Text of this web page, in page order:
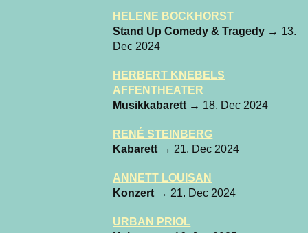
HELENE BOCKHORST
Stand Up Comedy & Tragedy → 13.
Dec 2024
HERBERT KNEBELS
AFFENTHEATER
Musikkabarett → 18. Dec 2024
RENÉ STEINBERG
Kabarett → 21. Dec 2024
ANNETT LOUISAN
Konzert → 21. Dec 2024
URBAN PRIOL